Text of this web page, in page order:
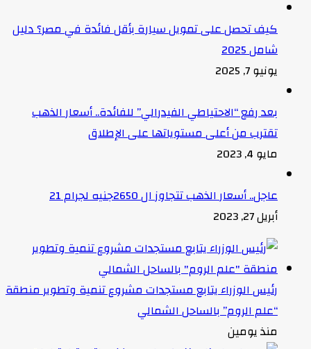
كيف تحصل على تمويل سيارة بأقل فائدة في مصر؟ دليل
شامل 2025
يونيو 7, 2025
بعد رفع “الاحتياطي الفيدرالي” للفائدة.. أسعار الذهب
تقترب من أعلى مستوياتها على الإطلاق
مايو 4, 2023
عاجل.. أسعار الذهب تتجاوز ال 2650جنيه لجرام 21
أبريل 27, 2023
رئيس الوزراء يتابع مستجدات مشروع تنمية وتطوير منطقة
“علم الروم” بالساحل الشمالي
منذ يومين